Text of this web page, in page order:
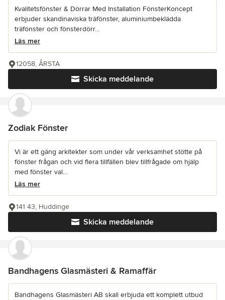
Kvalitetsfönster & Dörrar Med Installation FönsterKoncept
erbjuder skandinaviska träfönster, aluminiumbeklädda
träfönster och fönsterdörr...
Läs mer
Skicka meddelande
12058, ÅRSTA
Zodiak Fönster
Vi är ett gäng arkitekter som under vår verksamhet stötte på
fönster frågan och vid flera tillfällen blev tillfrågade om hjälp
med fönster val...
Läs mer
Skicka meddelande
141 43, Huddinge
Bandhagens Glasmästeri & Ramaffär
Bandhagens Glasmästeri AB skall erbjuda ett komplett utbud